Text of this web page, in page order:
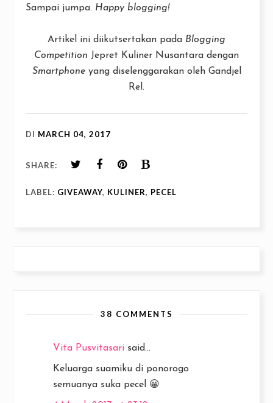
Sampai jumpa. Happy blogging!
Artikel ini diikutsertakan pada Blogging
Competition Jepret Kuliner Nusantara dengan
Smartphoneyang diselenggarakan oleh Gandjel
Rel.
DI MARCH 04, 2017
SHARE:
LABEL: GIVEAWAY, KULINER, PECEL
38 COMMENTS
Vita Pusvitasari said...
Keluarga suamiku di ponorogo
semuanya suka pecel 😀